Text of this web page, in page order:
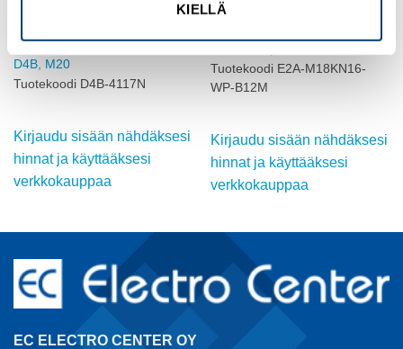
KIELLÄ
D4B, M20
Tuotekoodi D4B-4117N
Kirjaudu sisään nähdäksesi
hinnat ja käyttääksesi
verkkokauppaa
OMRON
Tuotekoodi E2A-M18KN16-
WP-B12M
Kirjaudu sisään nähdäksesi
hinnat ja käyttääksesi
verkkokauppaa
EC ELECTRO CENTER OY